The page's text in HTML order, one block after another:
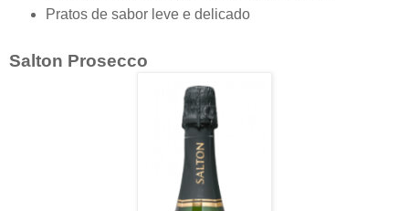
Pratos de sabor leve e delicado
Salton Prosecco